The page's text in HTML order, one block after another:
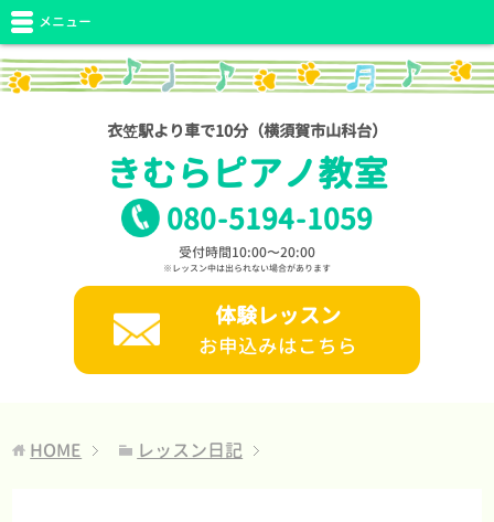
衣笠駅より車で10分（横須賀市山科台）
きむらピアノ教室
080-5194-1059
受付時間10:00〜20:00
※レッスン中は出られない場合があります
体験レッスン
お申込みはこちら
メニュー
HOME レッスン日記